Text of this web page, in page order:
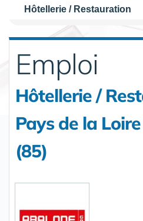
Hôtellerie / Restauration
Emploi
Hôtellerie /
Pays de la
(85)